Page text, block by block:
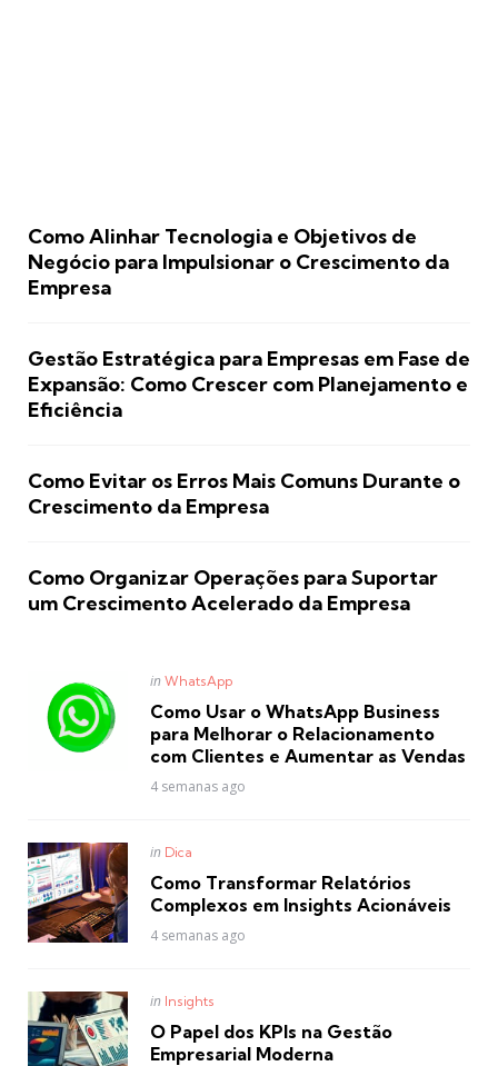
Como Alinhar Tecnologia e Objetivos de
Negócio para Impulsionar o Crescimento da
Empresa
Gestão Estratégica para Empresas em Fase de
Expansão: Como Crescer com Planejamento e
Eficiência
Como Evitar os Erros Mais Comuns Durante o
Crescimento da Empresa
Como Organizar Operações para Suportar
um Crescimento Acelerado da Empresa
Posted
in WhatsApp
Como Usar o WhatsApp Business
para Melhorar o Relacionamento
com Clientes e Aumentar as Vendas
4 semanas ago
Posted
in Dica
Como Transformar Relatórios
Complexos em Insights Acionáveis
4 semanas ago
Posted
in Insights
O Papel dos KPIs na Gestão
Empresarial Moderna